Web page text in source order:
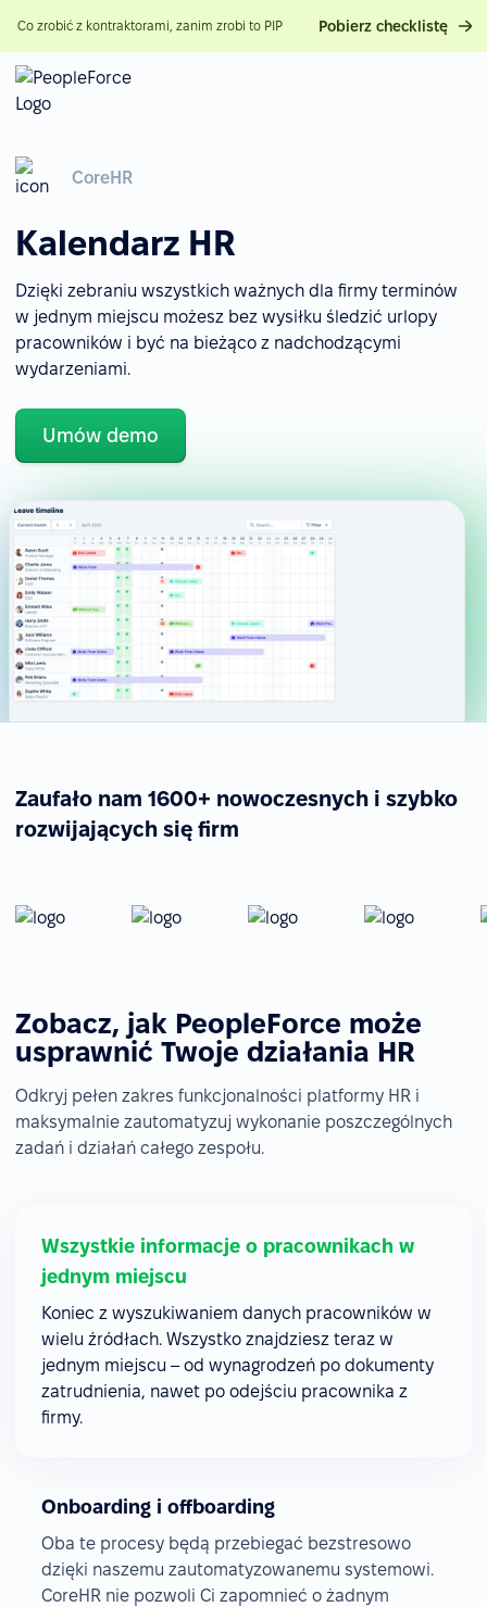
Co zrobić z kontraktorami, zanim zrobi to PIP Pobierz checklistę
CoreHR
Kalendarz HR
Dzięki zebraniu wszystkich ważnych dla firmy terminów
w jednym miejscu możesz bez wysiłku śledzić urlopy
pracowników i być na bieżąco z nadchodzącymi
wydarzeniami.
Umów demo
Zaufało nam 1600+ nowoczesnych i szybko
rozwijających się firm
Zobacz, jak PeopleForce może
usprawnić Twoje działania HR
Odkryj pełen zakres funkcjonalności platformy HR i
maksymalnie zautomatyzuj wykonanie poszczególnych
zadań i działań całego zespołu.
Wszystkie informacje o pracownikach w
jednym miejscu
Koniec z wyszukiwaniem danych pracowników w
wielu źródłach. Wszystko znajdziesz teraz w
jednym miejscu – od wynagrodzeń po dokumenty
zatrudnienia, nawet po odejściu pracownika z
firmy.
Onboarding i offboarding
Oba te procesy będą przebiegać bezstresowo
dzięki naszemu zautomatyzowanemu systemowi.
CoreHR nie pozwoli Ci zapomnieć o żadnym